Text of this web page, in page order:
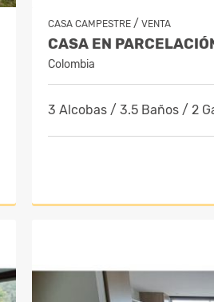
CASA CAMPESTRE / VENTA
Colombia
3 Alcobas / 3.5 Baños / 2